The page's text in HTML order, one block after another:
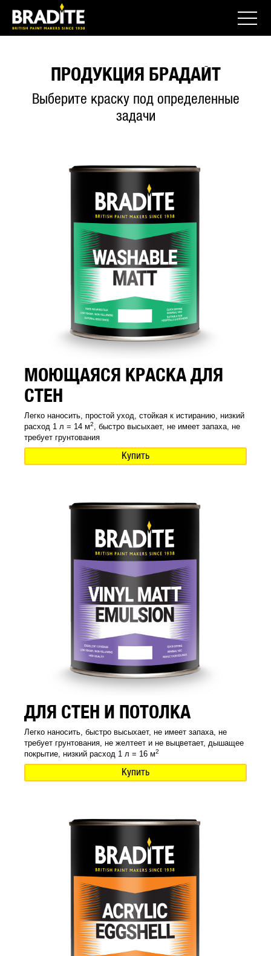
ПРОДУКЦИЯ БРАДАЙТ
Выберите краску под определенные
задачи
МОЮЩАЯСЯ КРАСКА ДЛЯ
СТЕН
Легко наносить, простой уход, стойкая к истиранию, низкий
расход 1 л = 14 м2
, быстро высыхает, не имеет запаха, не
требует грунтования
Купить
ДЛЯ СТЕН И ПОТОЛКА
Легко наносить, быстро высыхает, не имеет запаха, не
требует грунтования, не желтеет и не выцветает, дышащее
покрытие, низкий расход 1 л = 16 м2
Купить